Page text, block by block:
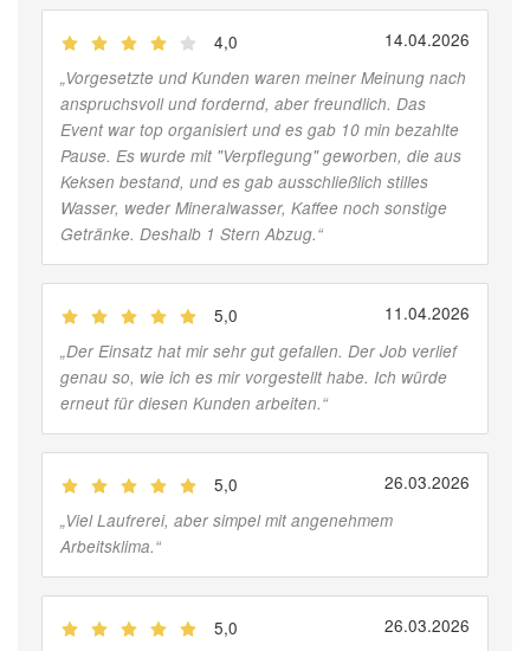
4,0 14.04.2026
„Vorgesetzte und Kunden waren meiner Meinung nach
anspruchsvoll und fordernd, aber freundlich. Das
Event war top organisiert und es gab 10 min bezahlte
Pause. Es wurde mit "Verpflegung" geworben, die aus
Keksen bestand, und es gab ausschließlich stilles
Wasser, weder Mineralwasser, Kaffee noch sonstige
Getränke. Deshalb 1 Stern Abzug.“
5,0 11.04.2026
„Der Einsatz hat mir sehr gut gefallen. Der Job verlief
genau so, wie ich es mir vorgestellt habe. Ich würde
erneut für diesen Kunden arbeiten.“
5,0 26.03.2026
„Viel Laufrerei, aber simpel mit angenehmem
Arbeitsklima.“
5,0 26.03.2026